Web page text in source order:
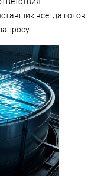
всегда готов